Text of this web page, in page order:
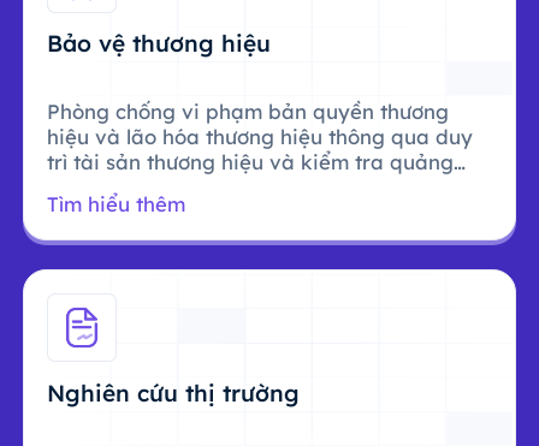
Bảo vệ thương hiệu
Phòng chống vi phạm bản quyền thương
hiệu và lão hóa thương hiệu thông qua duy
trì tài sản thương hiệu và kiểm tra quảng
Tìm hiểu thêm
Nghiên cứu thị trường